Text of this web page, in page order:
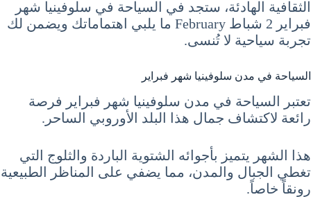
الثقافية الهادئة، ستجد في السياحة في سلوفينيا شهر
فبراير 2 شباط February ما يلبي اهتماماتك ويضمن لك
تجربة سياحية لا تُنسى.
السياحة في مدن سلوفينيا شهر فبراير
تعتبر السياحة في مدن سلوفينيا شهر فبراير فرصة
رائعة لاكتشاف جمال هذا البلد الأوروبي الساحر.
هذا الشهر يتميز بأجوائه الشتوية الباردة والثلوج التي
تغطي الجبال والمدن، مما يضفي على المناظر الطبيعية
رونقاً خاصاً.